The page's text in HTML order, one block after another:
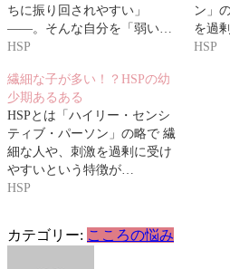
ちに振り回されやすい」
――。そんな自分を「弱い…
HSP
ン」
を過
HSP
繊細な子が多い！？HSPの幼
少期あるある
HSPとは「ハイリー・センシ
ティブ・パーソン」の略で 繊
細な人や、刺激を過剰に受け
やすいという特徴が…
HSP
カテゴリー: こころの悩み